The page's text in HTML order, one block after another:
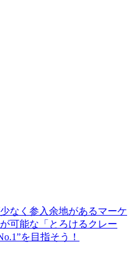
なく参入余地があるマーケ
可能な「とろけるクレー
を目指そう！